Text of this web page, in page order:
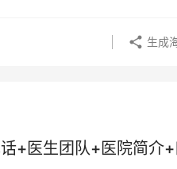
生成
+医生团队+医院简介